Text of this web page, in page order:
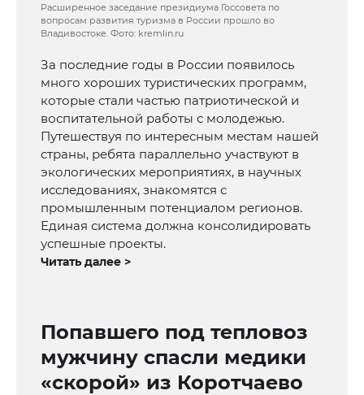
Расширенное заседание президиума Госсовета по
вопросам развития туризма в России прошло во
Владивостоке. Фото: kremlin.ru
За последние годы в России появилось
много хороших туристических программ,
которые стали частью патриотической и
воспитательной работы с молодежью.
Путешествуя по интересным местам нашей
страны, ребята параллельно участвуют в
экологических мероприятиях, в научных
исследованиях, знакомятся с
промышленным потенциалом регионов.
Единая система должна консолидировать
успешные проекты.
Читать далее >
Попавшего под тепловоз
мужчину спасли медики
«скорой» из Коротчаево